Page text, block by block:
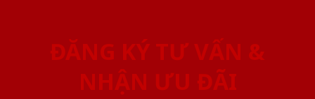
ĐĂNG KÝ TƯ VẤN &
NHẬN ƯU ĐÃI